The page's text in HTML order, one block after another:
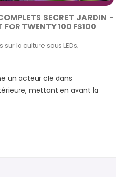
SECRET JARDIN -
TWENTY 100 FS100
la culture sous LEDs,
un acteur clé dans
mettant en avant la